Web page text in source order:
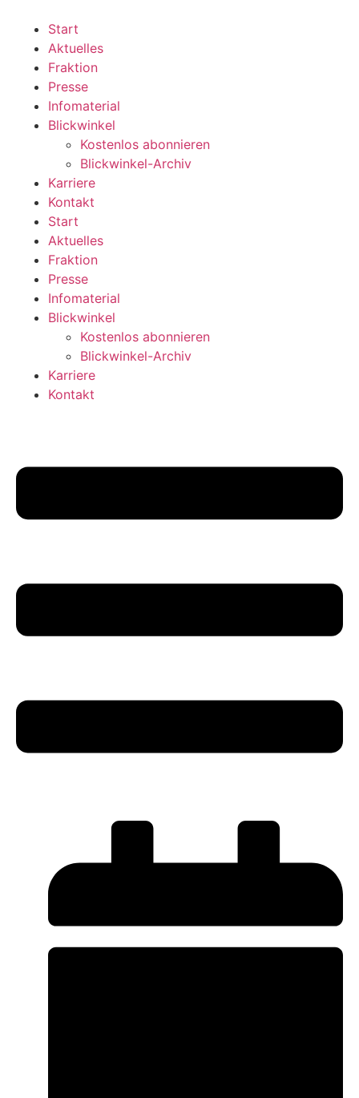
wechseln
Start
Aktuelles
Fraktion
Presse
Infomaterial
Blickwinkel
Kostenlos abonnieren
Blickwinkel-Archiv
Karriere
Kontakt
Start
Aktuelles
Fraktion
Presse
Infomaterial
Blickwinkel
Kostenlos abonnieren
Blickwinkel-Archiv
Karriere
Kontakt